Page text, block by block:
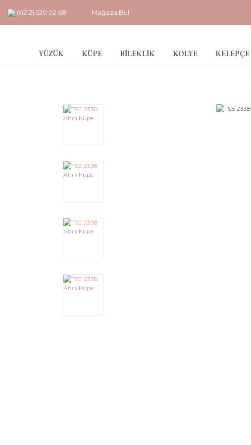
(0212) 520 02 68 Mağaza Bul
YÜZÜK KÜPE BİLEKLİK KOLYE KELEPÇE